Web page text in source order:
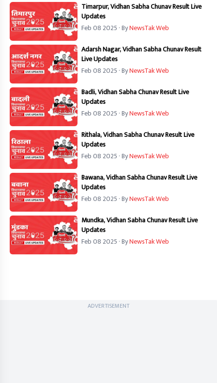
Timarpur, Vidhan Sabha Chunav Result Live
Updates
Feb 08 2025 · ByNewsTak Web
Adarsh Nagar, Vidhan Sabha Chunav Result
Live Updates
Feb 08 2025 · ByNewsTak Web
Badli, Vidhan Sabha Chunav Result Live
Updates
Feb 08 2025 · ByNewsTak Web
Rithala, Vidhan Sabha Chunav Result Live
Updates
Feb 08 2025 · ByNewsTak Web
Bawana, Vidhan Sabha Chunav Result Live
Updates
Feb 08 2025 · ByNewsTak Web
Mundka, Vidhan Sabha Chunav Result Live
Updates
Feb 08 2025 · ByNewsTak Web
ADVERTISEMENT